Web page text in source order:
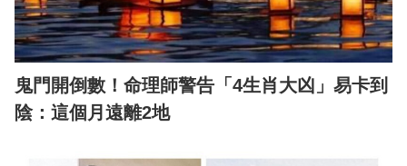
鬼門開倒數！命理師警告「4生肖大凶」易卡到
陰：這個月遠離2地